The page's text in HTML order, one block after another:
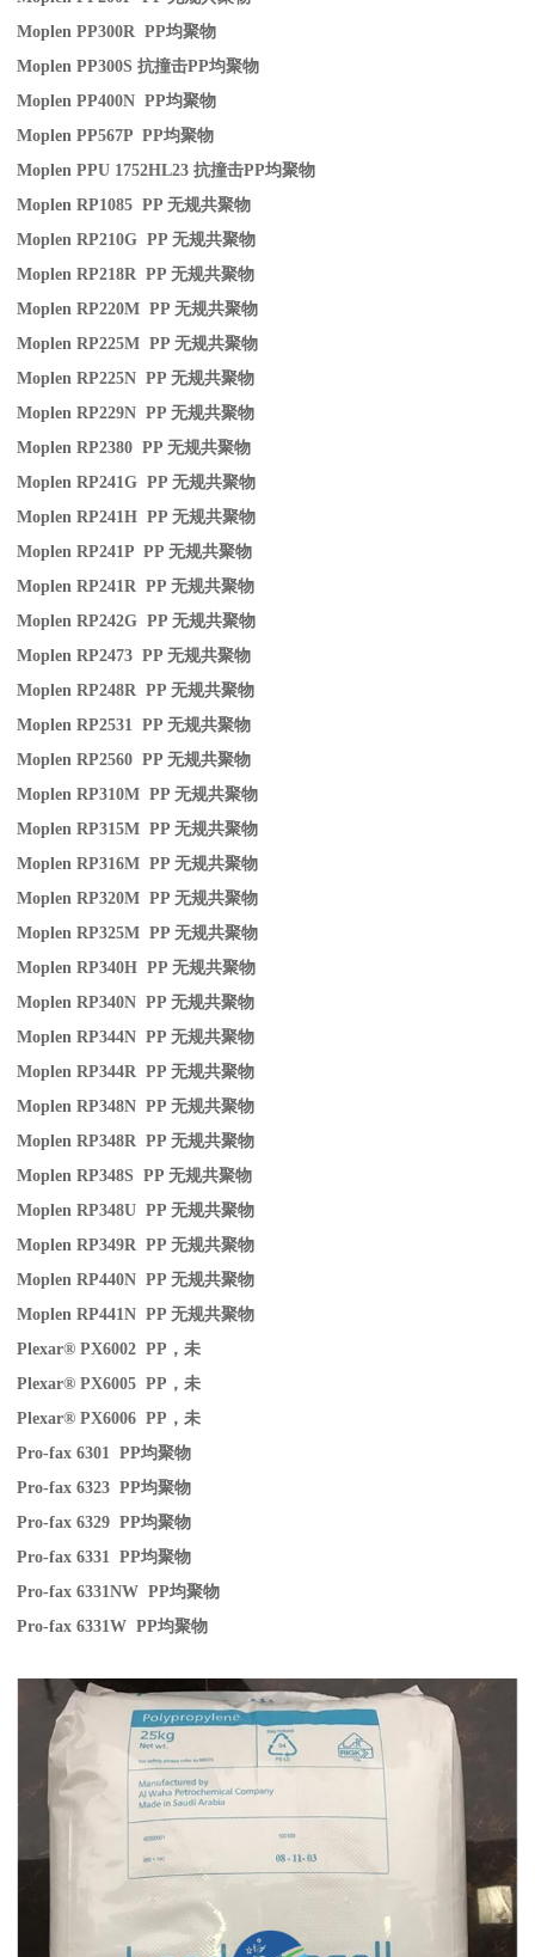
Moplen PP300R PP均聚物
Moplen PP300S抗撞击PP均聚物
Moplen PP400N PP均聚物
Moplen PP567P PP均聚物
Moplen PPU 1752HL23抗撞击PP均聚物
Moplen RP1085 PP无规共聚物
Moplen RP210G PP无规共聚物
Moplen RP218R PP无规共聚物
Moplen RP220M PP无规共聚物
Moplen RP225M PP无规共聚物
Moplen RP225N PP无规共聚物
Moplen RP229N PP无规共聚物
Moplen RP2380 PP无规共聚物
Moplen RP241G PP无规共聚物
Moplen RP241H PP无规共聚物
Moplen RP241P PP无规共聚物
Moplen RP241R PP无规共聚物
Moplen RP242G PP无规共聚物
Moplen RP2473 PP无规共聚物
Moplen RP248R PP无规共聚物
Moplen RP2531 PP无规共聚物
Moplen RP2560 PP无规共聚物
Moplen RP310M PP无规共聚物
Moplen RP315M PP无规共聚物
Moplen RP316M PP无规共聚物
Moplen RP320M PP无规共聚物
Moplen RP325M PP无规共聚物
Moplen RP340H PP无规共聚物
Moplen RP340N PP无规共聚物
Moplen RP344N PP无规共聚物
Moplen RP344R PP无规共聚物
Moplen RP348N PP无规共聚物
Moplen RP348R PP无规共聚物
Moplen RP348S PP无规共聚物
Moplen RP348U PP无规共聚物
Moplen RP349R PP无规共聚物
Moplen RP440N PP无规共聚物
Moplen RP441N PP无规共聚物
Plexar® PX6002 PP ，未
Plexar® PX6005 PP ，未
Plexar® PX6006 PP ，未
Pro-fax 6301 PP均聚物
Pro-fax 6323 PP均聚物
Pro-fax 6329 PP均聚物
Pro-fax 6331 PP均聚物
Pro-fax 6331NW PP均聚物
Pro-fax 6331W PP均聚物